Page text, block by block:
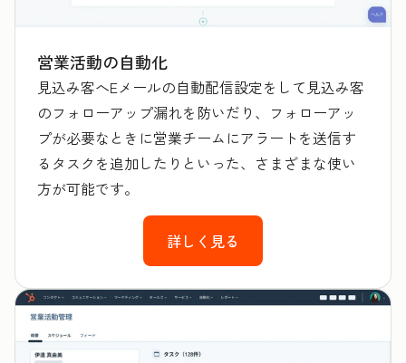
営業活動の自動化
見込み客へEメールの自動配信設定をして見込み客
のフォローアップ漏れを防いだり、フォローアッ
プが必要なときに営業チームにアラートを送信す
るタスクを追加したりといった、さまざまな使い
方が可能です。
詳しく見る